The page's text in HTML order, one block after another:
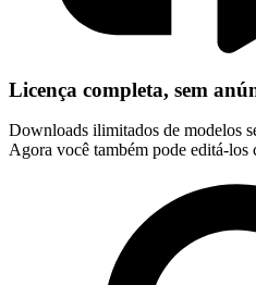
Licença completa, sem
Downloads ilimitados de modelos
Agora você também pode editá-los